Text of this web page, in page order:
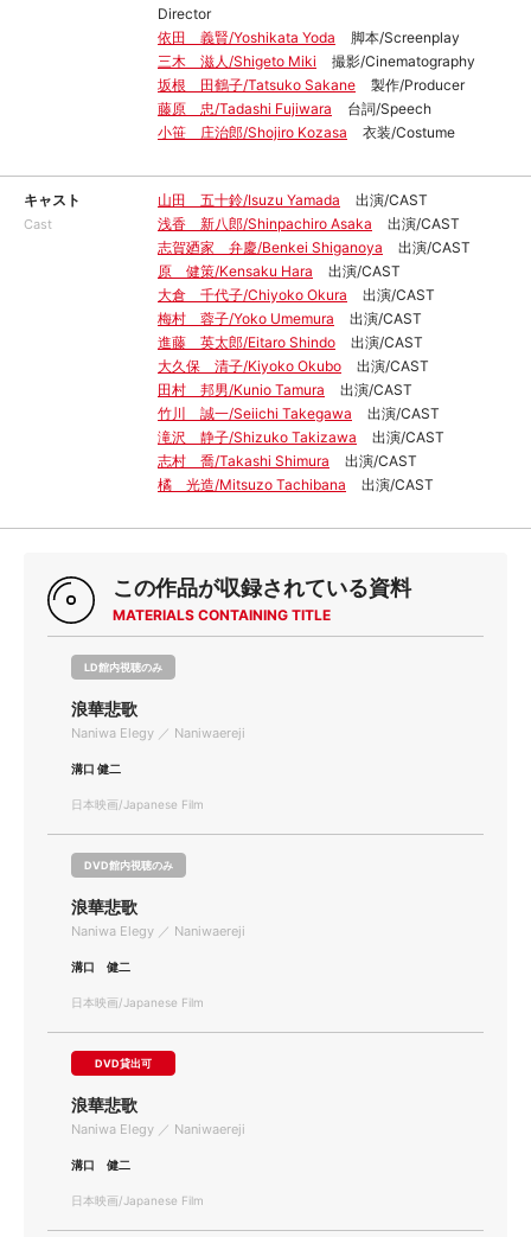
Director
依田 義賢/Yoshikata Yoda
脚本/Screenplay
三木 滋人/Shigeto Miki
撮影/Cinematography
坂根 田鶴子/Tatsuko Sakane
製作/Producer
藤原 忠/Tadashi Fujiwara
台詞/Speech
小笹 庄治郎/Shojiro Kozasa
衣装/Costume
キャスト
Cast
山田 五十鈴/Isuzu Yamada
出演/CAST
浅香 新八郎/Shinpachiro Asaka
出演/CAST
志賀廼家 弁慶/Benkei Shiganoya
出演/CAST
原 健策/Kensaku Hara
出演/CAST
大倉 千代子/Chiyoko Okura
出演/CAST
梅村 蓉子/Yoko Umemura
出演/CAST
進藤 英太郎/Eitaro Shindo
出演/CAST
大久保 清子/Kiyoko Okubo
出演/CAST
田村 邦男/Kunio Tamura
出演/CAST
竹川 誠一/Seiichi Takegawa
出演/CAST
滝沢 静子/Shizuko Takizawa
出演/CAST
志村 喬/Takashi Shimura
出演/CAST
橘 光造/Mitsuzo Tachibana
出演/CAST
この作品が収録されている資料
MATERIALS CONTAINING TITLE
LD館内視聴のみ
浪華悲歌
Naniwa Elegy ／ Naniwaereji
溝口 健二
日本映画/Japanese Film
DVD館内視聴のみ
浪華悲歌
Naniwa Elegy ／ Naniwaereji
溝口 健二
日本映画/Japanese Film
DVD貸出可
浪華悲歌
Naniwa Elegy ／ Naniwaereji
溝口 健二
日本映画/Japanese Film